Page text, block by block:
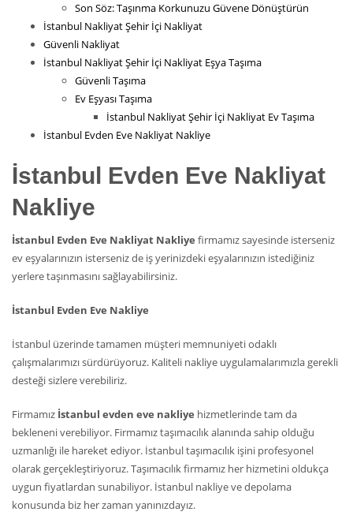
Son Söz: Taşınma Korkunuzu Güvene Dönüştürün
İstanbul Nakliyat Şehir İçi Nakliyat
Güvenli Nakliyat
İstanbul Nakliyat Şehir İçi Nakliyat Eşya Taşıma
Güvenli Taşıma
Ev Eşyası Taşıma
İstanbul Nakliyat Şehir İçi Nakliyat Ev Taşıma
İstanbul Evden Eve Nakliyat Nakliye
İstanbul Evden Eve Nakliyat
Nakliye
İstanbul Evden Eve Nakliyat Nakliye firmamız sayesinde isterseniz
ev eşyalarınızın isterseniz de iş yerinizdeki eşyalarınızın istediğiniz
yerlere taşınmasını sağlayabilirsiniz.
İstanbul Evden Eve Nakliye
İstanbul üzerinde tamamen müşteri memnuniyeti odaklı
çalışmalarımızı sürdürüyoruz. Kaliteli nakliye uygulamalarımızla gerekli
desteği sizlere verebiliriz.
Firmamız İstanbul evden eve nakliye hizmetlerinde tam da
bekleneni verebiliyor. Firmamız taşımacılık alanında sahip olduğu
uzmanlığı ile hareket ediyor. İstanbul taşımacılık işini profesyonel
olarak gerçekleştiriyoruz. Taşımacılık firmamız her hizmetini oldukça
uygun fiyatlardan sunabiliyor. İstanbul nakliye ve depolama
konusunda biz her zaman yanınızdayız.